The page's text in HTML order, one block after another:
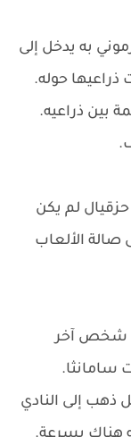
به يدخل إلى
حوله.
بين ذراعيه.
لم يكن
صالة الألعاب
شخص آخر
سامانثا.
ذهب إلى النادي